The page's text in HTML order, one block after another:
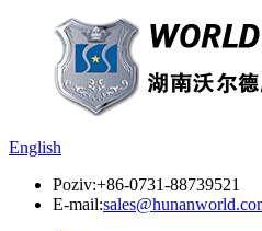
English
Poziv:+86-0731-88739521
E-mail: